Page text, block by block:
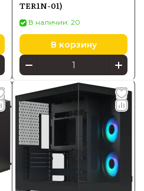
TER1N-01)
В наличии: 20
В корзину